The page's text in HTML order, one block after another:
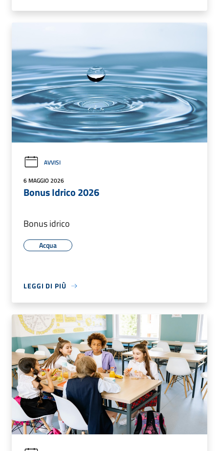
AVVISI
6 MAGGIO 2026
Bonus Idrico 2026
Bonus idrico
Acqua
LEGGI DI PIÙ